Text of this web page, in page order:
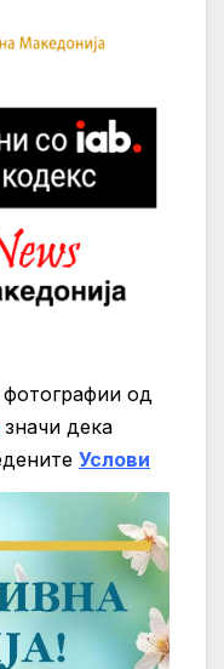
од
значи дека
Услови